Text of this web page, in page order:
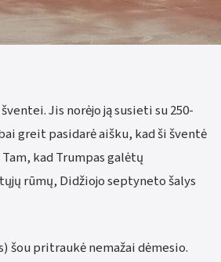
Jis norėjo ją susieti su 250-
greit pasidarė aišku, kad ši šventė
kad Trumpas galėtų
rūmų, Didžiojo septyneto šalys
pritraukė nemažai dėmesio.